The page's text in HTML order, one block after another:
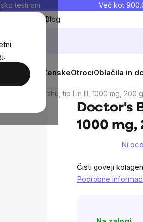
.
testirani Več kot
Moji priljubljeniBlog
Moški ŽenskeOtrociOblačila in
kolagen v prahu, tip I in III, 1000 mg, 200 g
Doctor's
1000 mg,
average
product
rating
Ni
Čisti goveji
Podrobne